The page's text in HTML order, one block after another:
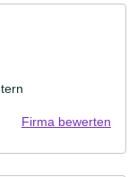
Firma bewerten